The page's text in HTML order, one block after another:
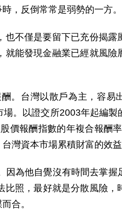
，反倒常常是弱勢的一方。
也不僅是要留下已充份揭露
就能發現金融業已經就風險
。台灣以散戶為主，容易
。以證交所2003年起編製
價報酬指數的年複合報酬
灣資本市場累積財富的效益
因為他自覺沒有時間去掌握
照，最好就是分散風險，
合。